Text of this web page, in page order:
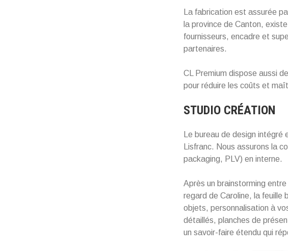
La fabrication est assurée
la province de Canton,
fournisseurs, encadre et
partenaires.
CL Premium dispose aussi
pour réduire les coûts et
STUDIO CRÉATION
Le bureau de design
Lisfranc. Nous assurons la
packaging, PLV) en interne.
Après un brainstorming
regard de Caroline, la feuille
objets, personnalisation à
détaillés, planches de
un savoir-faire étendu qui